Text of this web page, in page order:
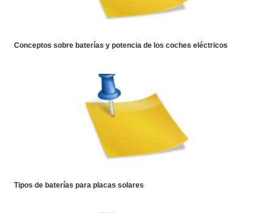
Conceptos sobre baterías y potencia de los coches eléctricos
Tipos de baterías para placas solares